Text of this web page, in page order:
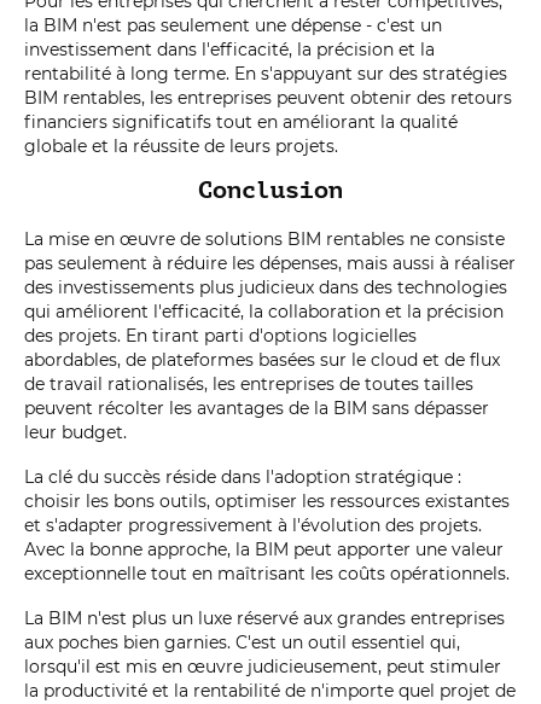
la BIM n'est pas seulement une dépense - c'est un
investissement dans l'efficacité, la précision et la
rentabilité à long terme. En s'appuyant sur des stratégies
BIM rentables, les entreprises peuvent obtenir des retours
financiers significatifs tout en améliorant la qualité
globale et la réussite de leurs projets.
Conclusion
La mise en œuvre de solutions BIM rentables ne consiste
pas seulement à réduire les dépenses, mais aussi à réaliser
des investissements plus judicieux dans des technologies
qui améliorent l'efficacité, la collaboration et la précision
des projets. En tirant parti d'options logicielles
abordables, de plateformes basées sur le cloud et de flux
de travail rationalisés, les entreprises de toutes tailles
peuvent récolter les avantages de la BIM sans dépasser
leur budget.
La clé du succès réside dans l'adoption stratégique :
choisir les bons outils, optimiser les ressources existantes
et s'adapter progressivement à l'évolution des projets.
Avec la bonne approche, la BIM peut apporter une valeur
exceptionnelle tout en maîtrisant les coûts opérationnels.
La BIM n'est plus un luxe réservé aux grandes entreprises
aux poches bien garnies. C'est un outil essentiel qui,
lorsqu'il est mis en œuvre judicieusement, peut stimuler
la productivité et la rentabilité de n'importe quel projet de